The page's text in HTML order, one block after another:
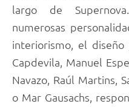
largo de
numerosas
interiorismo, el
Capdevila, Manuel
Navazo, Raúl Martins,
o Mar Gausachs,